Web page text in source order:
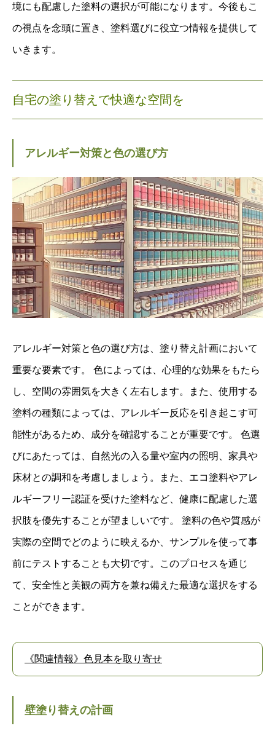
境にも配慮した塗料の選択が可能になります。今後もこ
の視点を念頭に置き、塗料選びに役立つ情報を提供して
いきます。
自宅の塗り替えで快適な空間を
アレルギー対策と色の選び方
アレルギー対策と色の選び方は、塗り替え計画において
重要な要素です。 色によっては、心理的な効果をもたら
し、空間の雰囲気を大きく左右します。また、使用する
塗料の種類によっては、アレルギー反応を引き起こす可
能性があるため、成分を確認することが重要です。 色選
びにあたっては、自然光の入る量や室内の照明、家具や
床材との調和を考慮しましょう。また、エコ塗料やアレ
ルギーフリー認証を受けた塗料など、健康に配慮した選
択肢を優先することが望ましいです。 塗料の色や質感が
実際の空間でどのように映えるか、サンプルを使って事
前にテストすることも大切です。このプロセスを通じ
て、安全性と美観の両方を兼ね備えた最適な選択をする
ことができます。
《関連情報》色見本を取り寄せ
壁塗り替えの計画